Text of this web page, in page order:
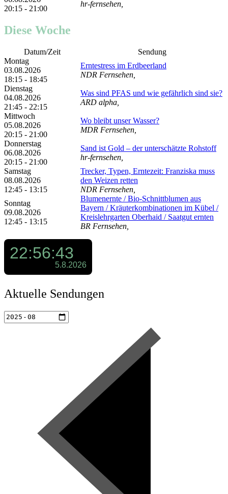
20:15 - 21:00
hr-fernsehen,
Diese Woche
Datum/Zeit
Sendung
Montag
03.08.2026
18:15 - 18:45
Erntestress im Erdbeerland
NDR Fernsehen,
Dienstag
04.08.2026
21:45 - 22:15
Was sind PFAS und wie gefährlich sind sie?
ARD alpha,
Mittwoch
05.08.2026
20:15 - 21:00
Wo bleibt unser Wasser?
MDR Fernsehen,
Donnerstag
06.08.2026
20:15 - 21:00
Sand ist Gold – der unterschätzte Rohstoff
hr-fernsehen,
Samstag
08.08.2026
12:45 - 13:15
Trecker, Typen, Erntezeit: Franziska muss
den Weizen retten
NDR Fernsehen,
Sonntag
09.08.2026
12:45 - 13:15
Blumenernte /​ Bio-Schnittblumen aus
Bayern /​ Kräuterkombinationen im Kübel /​
Kreislehrgarten Oberhaid /​ Saatgut ernten
BR Fernsehen,
Aktuelle Sendungen